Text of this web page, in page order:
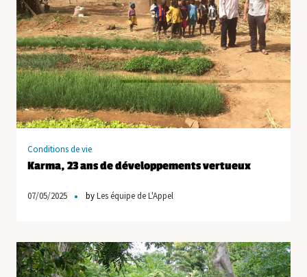
Conditions de vie
Karma, 23 ans de développements vertueux
07/05/2025 byLes équipe de L'Appel